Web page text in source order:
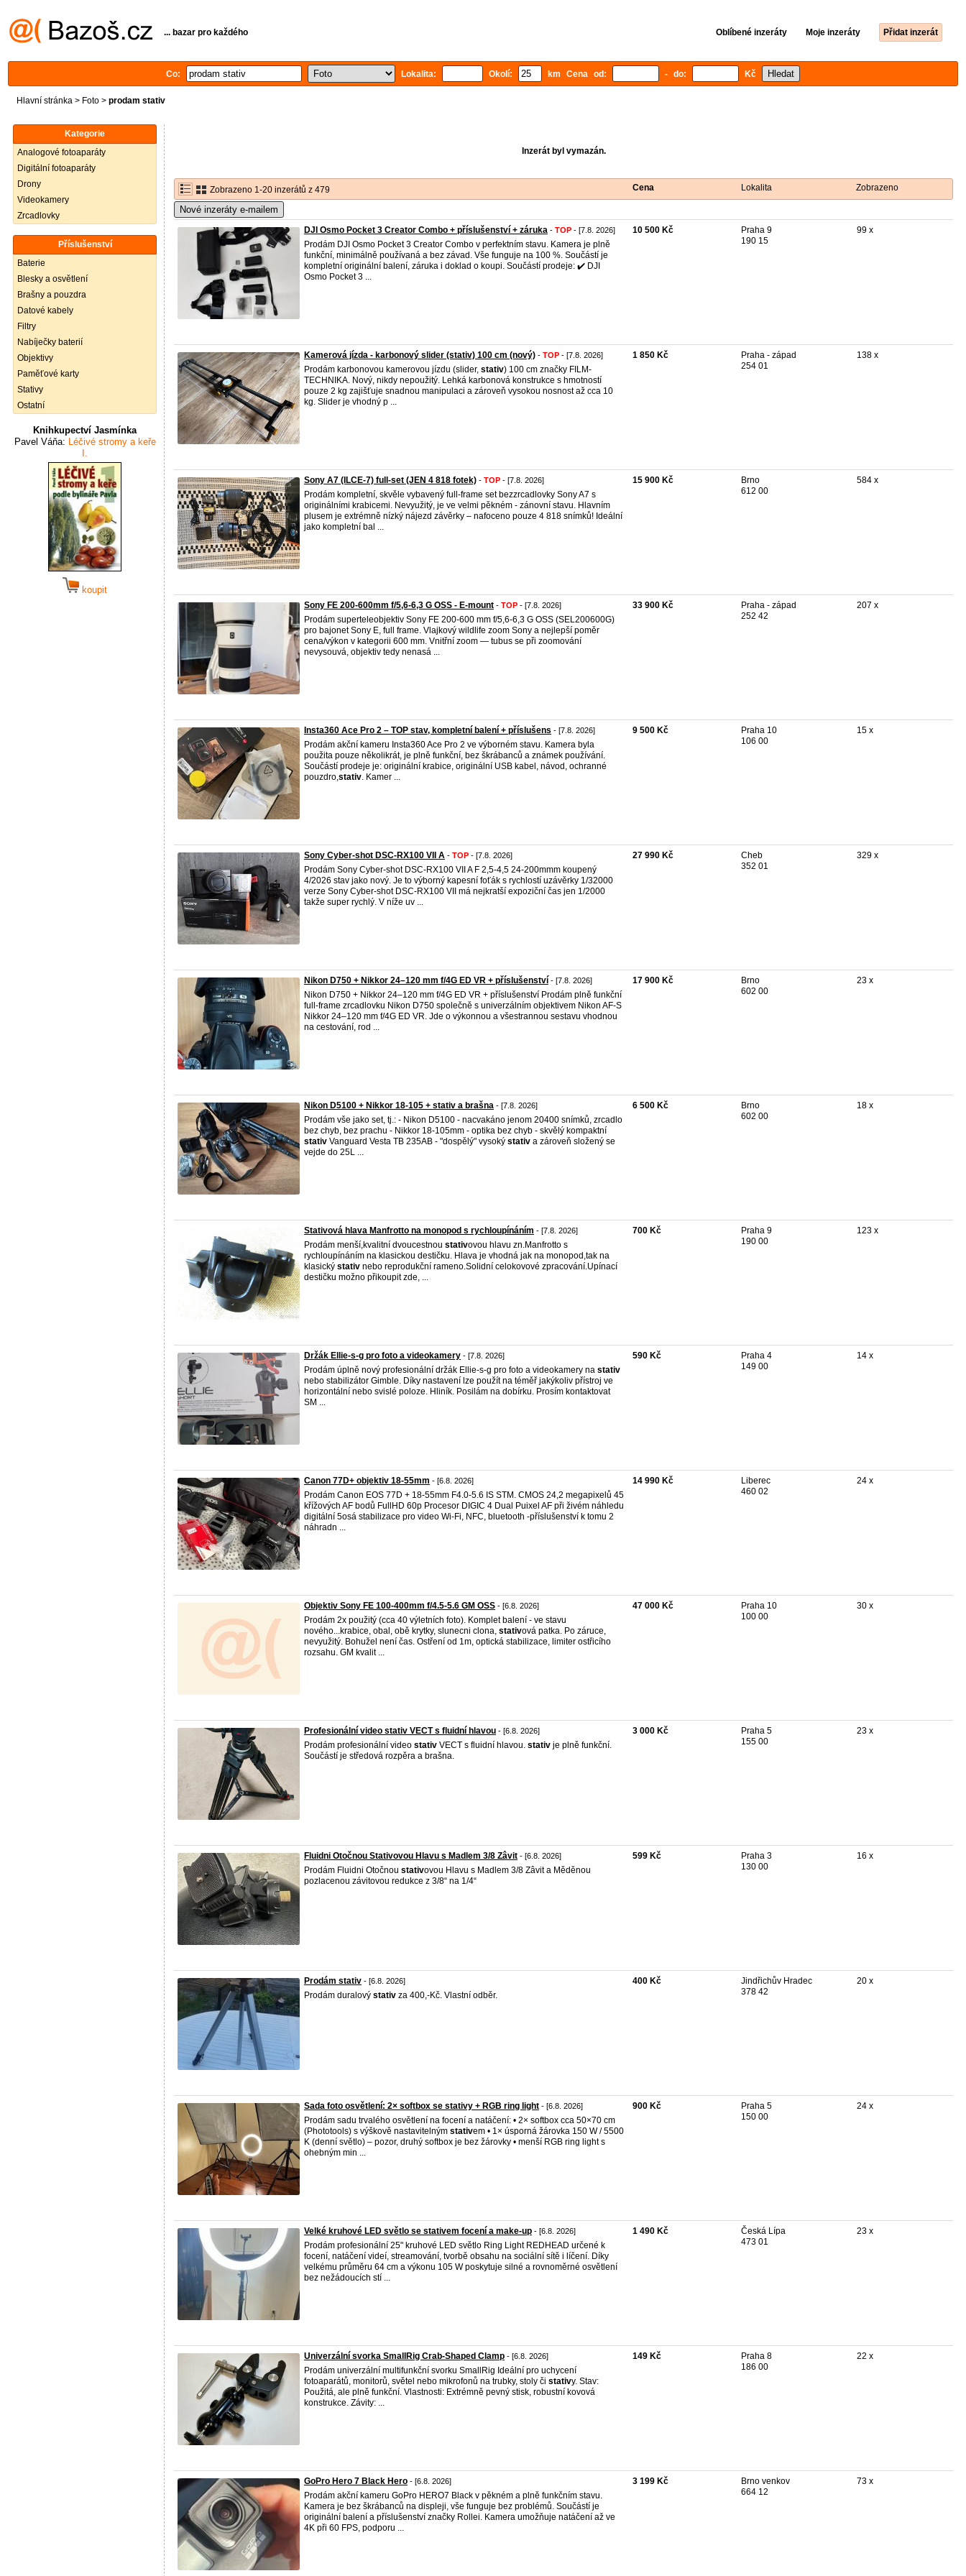
... bazar pro každého Oblíbené inzeráty Moje inzeráty Přidat inzerát
Co: Lokalita: Okolí: km Cena od: - do: Kč
Hlavní stránka > Foto > prodam stativ
Kategorie
Analogové fotoaparáty
Digitální fotoaparáty
Drony
Videokamery
Zrcadlovky
Příslušenství
Baterie
Blesky a osvětlení
Brašny a pouzdra
Datové kabely
Filtry
Nabíječky baterií
Objektivy
Paměťové karty
Stativy
Ostatní
Knihkupectví Jasmínka
Pavel Váňa: Léčivé stromy a keře
I.
koupit
Inzerát byl vymazán.
Zobrazeno 1-20 inzerátů z 479 Cena Lokalita Zobrazeno
Nové inzeráty e-mailem
DJI Osmo Pocket 3 Creator Combo + příslušenství + záruka - TOP - [7.8. 2026]
Prodám DJI Osmo Pocket 3 Creator Combo v perfektním stavu. Kamera je plně
funkční, minimálně používaná a bez závad. Vše funguje na 100 %. Součástí je
kompletní originální balení, záruka i doklad o koupi. Součástí prodeje: ✔️ DJI
Osmo Pocket 3 ...
10 500 Kč
Praha 9
190 15
99 x
Kamerová jízda - karbonový slider (stativ) 100 cm (nový) - TOP - [7.8. 2026]
Prodám karbonovou kamerovou jízdu (slider, stativ) 100 cm značky FILM-
TECHNIKA. Nový, nikdy nepoužitý. Lehká karbonová konstrukce s hmotností
pouze 2 kg zajišťuje snadnou manipulaci a zároveň vysokou nosnost až cca 10
kg. Slider je vhodný p ...
1 850 Kč
Praha - západ
254 01
138 x
Sony A7 (ILCE-7) full-set (JEN 4 818 fotek) - TOP - [7.8. 2026]
Prodám kompletní, skvěle vybavený full-frame set bezzrcadlovky Sony A7 s
originálními krabicemi. Nevyužitý, je ve velmi pěkném - zánovní stavu. Hlavním
plusem je extrémně nízký nájezd závěrky – nafoceno pouze 4 818 snímků! Ideální
jako kompletní bal ...
15 900 Kč
Brno
612 00
584 x
Sony FE 200-600mm f/5,6-6,3 G OSS - E-mount - TOP - [7.8. 2026]
Prodám superteleobjektiv Sony FE 200-600 mm f/5,6-6,3 G OSS (SEL200600G)
pro bajonet Sony E, full frame. Vlajkový wildlife zoom Sony a nejlepší poměr
cena/výkon v kategorii 600 mm. Vnitřní zoom — tubus se při zoomování
nevysouvá, objektiv tedy nenasá ...
33 900 Kč
Praha - západ
252 42
207 x
Insta360 Ace Pro 2 – TOP stav, kompletní balení + příslušens - [7.8. 2026]
Prodám akční kameru Insta360 Ace Pro 2 ve výborném stavu. Kamera byla
použita pouze několikrát, je plně funkční, bez škrábanců a známek používání.
Součástí prodeje je: originální krabice, originální USB kabel, návod, ochranné
pouzdro,stativ. Kamer ...
9 500 Kč
Praha 10
106 00
15 x
Sony Cyber-shot DSC-RX100 VII A - TOP - [7.8. 2026]
Prodám Sony Cyber-shot DSC-RX100 VII A F 2,5-4,5 24-200mmm koupený
4/2026 stav jako nový. Je to výborný kapesní foťák s rychlostí uzávěrky 1/32000
verze Sony Cyber-shot DSC-RX100 VII má nejkratší expoziční čas jen 1/2000
takže super rychlý. V níže uv ...
27 990 Kč
Cheb
352 01
329 x
Nikon D750 + Nikkor 24–120 mm f/4G ED VR + příslušenství - [7.8. 2026]
Nikon D750 + Nikkor 24–120 mm f/4G ED VR + příslušenství Prodám plně funkční
full-frame zrcadlovku Nikon D750 společně s univerzálním objektivem Nikon AF-S
Nikkor 24–120 mm f/4G ED VR. Jde o výkonnou a všestrannou sestavu vhodnou
na cestování, rod ...
17 900 Kč
Brno
602 00
23 x
Nikon D5100 + Nikkor 18-105 + stativ a brašna - [7.8. 2026]
Prodám vše jako set, tj.: - Nikon D5100 - nacvakáno jenom 20400 snímků, zrcadlo
bez chyb, bez prachu - Nikkor 18-105mm - optika bez chyb - skvělý kompaktní
stativ Vanguard Vesta TB 235AB - "dospělý" vysoký stativ a zároveň složený se
vejde do 25L ...
6 500 Kč
Brno
602 00
18 x
Stativová hlava Manfrotto na monopod s rychloupínáním - [7.8. 2026]
Prodám menší,kvalitní dvoucestnou stativovou hlavu zn.Manfrotto s
rychloupínáním na klasickou destičku. Hlava je vhodná jak na monopod,tak na
klasický stativ nebo reprodukční rameno.Solidní celokovové zpracování.Upínací
destičku možno přikoupit zde, ...
700 Kč
Praha 9
190 00
123 x
Držák Ellie-s-g pro foto a videokamery - [7.8. 2026]
Prodám úplně nový profesionální držák Ellie-s-g pro foto a videokamery na stativ
nebo stabilizátor Gimble. Díky nastavení lze použít na téměř jakýkoliv přístroj ve
horizontální nebo svislé poloze. Hliník. Posilám na dobírku. Prosím kontaktovat
SM ...
590 Kč
Praha 4
149 00
14 x
Canon 77D+ objektiv 18-55mm - [6.8. 2026]
Prodám Canon EOS 77D + 18-55mm F4.0-5.6 IS STM. CMOS 24,2 megapixelů 45
křížových AF bodů FullHD 60p Procesor DIGIC 4 Dual Puixel AF při živém náhledu
digitální 5osá stabilizace pro video Wi-Fi, NFC, bluetooth -příslušenství k tomu 2
náhradn ...
14 990 Kč
Liberec
460 02
24 x
Objektiv Sony FE 100-400mm f/4.5-5.6 GM OSS - [6.8. 2026]
Prodám 2x použitý (cca 40 výletních foto). Komplet balení - ve stavu
nového...krabice, obal, obě krytky, slunecni clona, stativová patka. Po záruce,
nevyužitý. Bohužel není čas. Ostření od 1m, optická stabilizace, limiter ostřicího
rozsahu. GM kvalit ...
47 000 Kč
Praha 10
100 00
30 x
Profesionální video stativ VECT s fluidní hlavou - [6.8. 2026]
Prodám profesionální video stativ VECT s fluidní hlavou. stativ je plně funkční.
Součástí je středová rozpěra a brašna.
3 000 Kč
Praha 5
155 00
23 x
Fluidni Otočnou Stativovou Hlavu s Madlem 3/8 Zâvit - [6.8. 2026]
Prodám Fluidni Otočnou stativovou Hlavu s Madlem 3/8 Zâvit a Měděnou
pozlacenou závitovou redukce z 3/8“ na 1/4“
599 Kč
Praha 3
130 00
16 x
Prodám stativ - [6.8. 2026]
Prodám duralový stativ za 400,-Kč. Vlastní odběr.
400 Kč
Jindřichův Hradec
378 42
20 x
Sada foto osvětlení: 2× softbox se stativy + RGB ring light - [6.8. 2026]
Prodám sadu trvalého osvětlení na focení a natáčení: • 2× softbox cca 50×70 cm
(Phototools) s výškově nastavitelným stativem • 1× úsporná žárovka 150 W / 5500
K (denní světlo) – pozor, druhý softbox je bez žárovky • menší RGB ring light s
ohebným min ...
900 Kč
Praha 5
150 00
24 x
Velké kruhové LED světlo se stativem focení a make-up - [6.8. 2026]
Prodám profesionální 25" kruhové LED světlo Ring Light REDHEAD určené k
focení, natáčení videí, streamování, tvorbě obsahu na sociální sítě i líčení. Díky
velkému průměru 64 cm a výkonu 105 W poskytuje silné a rovnoměrné osvětlení
bez nežádoucích stí ...
1 490 Kč
Česká Lípa
473 01
23 x
Univerzální svorka SmallRig Crab-Shaped Clamp - [6.8. 2026]
Prodám univerzální multifunkční svorku SmallRig Ideální pro uchycení
fotoaparátů, monitorů, světel nebo mikrofonů na trubky, stoly či stativy. Stav:
Použitá, ale plně funkční. Vlastnosti: Extrémně pevný stisk, robustní kovová
konstrukce. Závity: ...
149 Kč
Praha 8
186 00
22 x
GoPro Hero 7 Black Hero - [6.8. 2026]
Prodám akční kameru GoPro HERO7 Black v pěkném a plně funkčním stavu.
Kamera je bez škrábanců na displeji, vše funguje bez problémů. Součástí je
originální balení a příslušenství značky Rollei. Kamera umožňuje natáčení až ve
4K při 60 FPS, podporu ...
3 199 Kč
Brno venkov
664 12
73 x